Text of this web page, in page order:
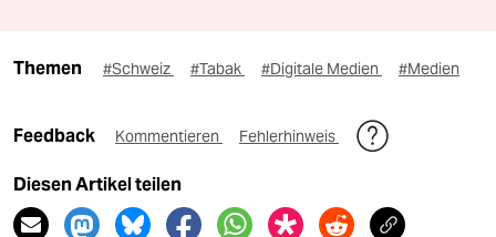
Themen #Schweiz #Tabak #Digitale Medien #Medien
Feedback Kommentieren Fehlerhinweis
Diesen Artikel teilen